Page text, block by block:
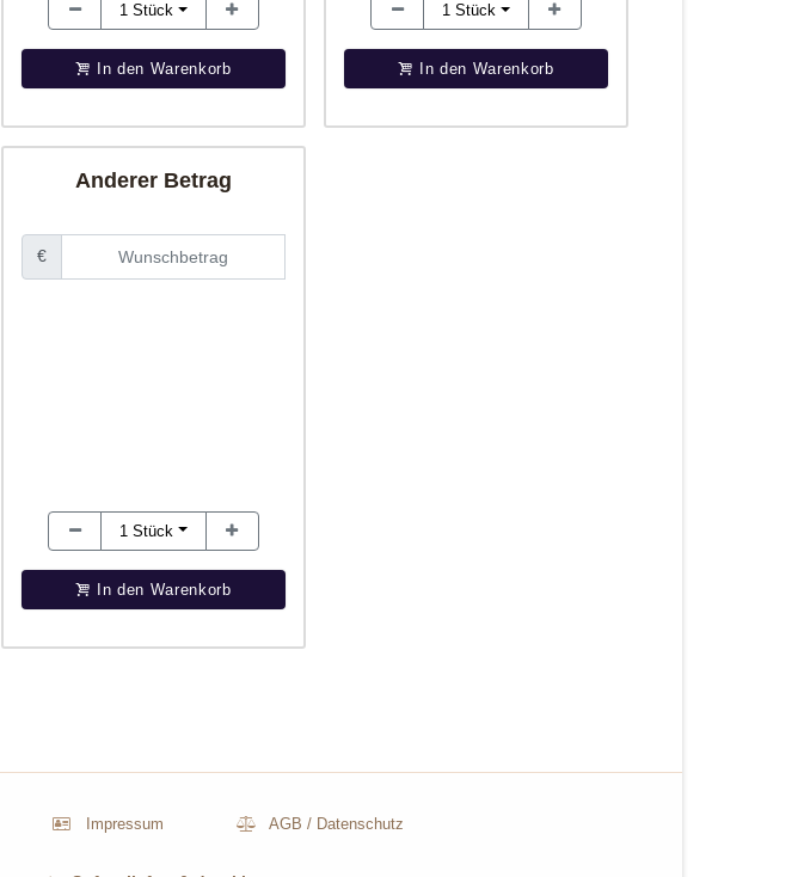
1Stück
In den Warenkorb
1Stück
In den Warenkorb
Anderer Betrag
€
1Stück
In den Warenkorb
Impressum AGB / Datenschutz